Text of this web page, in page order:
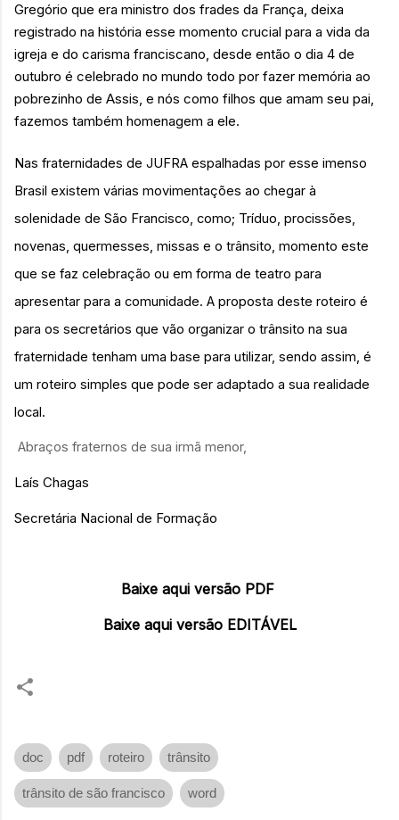
Gregório que era ministro dos frades da França, deixa
registrado na história esse momento crucial para a vida da
igreja e do carisma franciscano, desde então o dia 4 de
outubro é celebrado no mundo todo por fazer memória ao
pobrezinho de Assis, e nós como filhos que amam seu pai,
fazemos também homenagem a ele.
Nas fraternidades de JUFRA espalhadas por esse imenso
Brasil existem várias movimentações ao chegar à
solenidade de São Francisco, como; Tríduo, procissões,
novenas, quermesses, missas e o trânsito, momento este
que se faz celebração ou em forma de teatro para
apresentar para a comunidade. A proposta deste roteiro é
para os secretários que vão organizar o trânsito na sua
fraternidade tenham uma base para utilizar, sendo assim, é
um roteiro simples que pode ser adaptado a sua realidade
local.
Abraços fraternos de sua irmã menor,
Laís Chagas
Secretária Nacional de Formação
Baixe aqui versão PDF
Baixe aqui versão EDITÁVEL
doc pdf roteiro trânsito
trânsito de são francisco word